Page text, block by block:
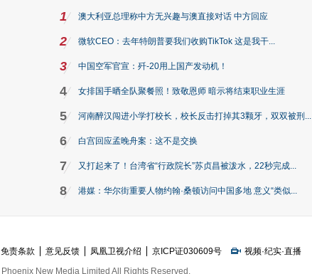
1 澳大利亚总理称中方无兴趣与澳直接对话 中方回应
2 微软CEO：去年特朗普要我们收购TikTok 这是我干...
3 中国空军官宣：歼-20用上国产发动机！
4 女排国手晒全队聚餐照！致敬恩师 暗示将结束职业生涯
5 河南醉汉闯进小学打校长，校长反击打掉其3颗牙，双双被刑...
6 白宫回应孟晚舟案：这不是交换
7 又打起来了！台湾省“行政院长”苏贞昌被泼水，22秒完成...
8 港媒：华尔街重要人物约翰·桑顿访问中国多地 意义“类似...
免责条款 意见反馈 凤凰卫视介绍 京ICP证030609号 视频·纪实·直播
New Media Limited All Rights Reserved.